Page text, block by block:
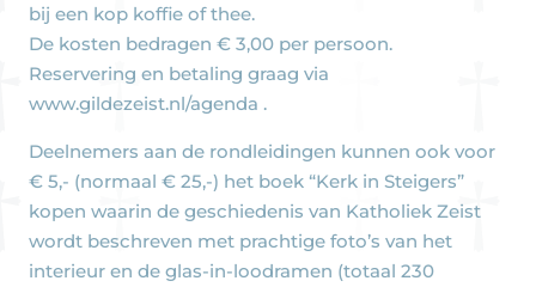
bij een kop koffie of thee.
De kosten bedragen € 3,00 per persoon.
Reservering en betaling graag via
www.gildezeist.nl/agenda .
Deelnemers aan de rondleidingen kunnen ook voor
€ 5,- (normaal € 25,-) het boek “Kerk in Steigers”
kopen waarin de geschiedenis van Katholiek Zeist
wordt beschreven met prachtige foto’s van het
interieur en de glas-in-loodramen (totaal 230